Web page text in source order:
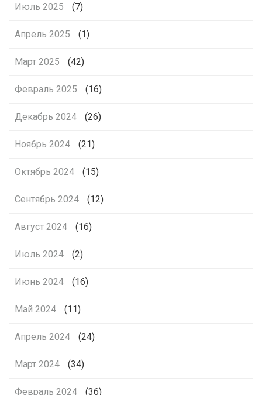
Июль 2025 (7)
Апрель 2025 (1)
Март 2025 (42)
Февраль 2025 (16)
Декабрь 2024 (26)
Ноябрь 2024 (21)
Октябрь 2024 (15)
Сентябрь 2024 (12)
Август 2024 (16)
Июль 2024 (2)
Июнь 2024 (16)
Май 2024 (11)
Апрель 2024 (24)
Март 2024 (34)
Февраль 2024 (36)